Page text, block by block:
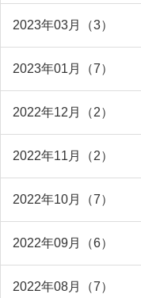
2023年03月（3）
2023年01月（7）
2022年12月（2）
2022年11月（2）
2022年10月（7）
2022年09月（6）
2022年08月（7）